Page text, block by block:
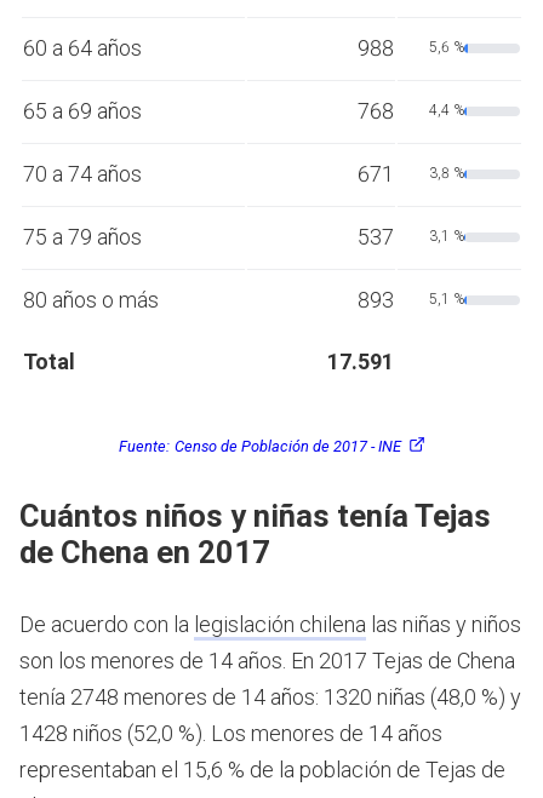
60 a 64 años 988 5,6 %
65 a 69 años 768 4,4 %
70 a 74 años 671 3,8 %
75 a 79 años 537 3,1 %
80 años o más 893 5,1 %
Total 17.591
Fuente: Censo de Población de 2017 - INE
Cuántos niños y niñas tenía Tejas
de Chena en 2017
De acuerdo con la legislación chilena las niñas y niños
son los menores de 14 años. En 2017 Tejas de Chena
tenía 2748 menores de 14 años: 1320 niñas (48,0 %) y
1428 niños (52,0 %). Los menores de 14 años
representaban el 15,6 % de la población de Tejas de